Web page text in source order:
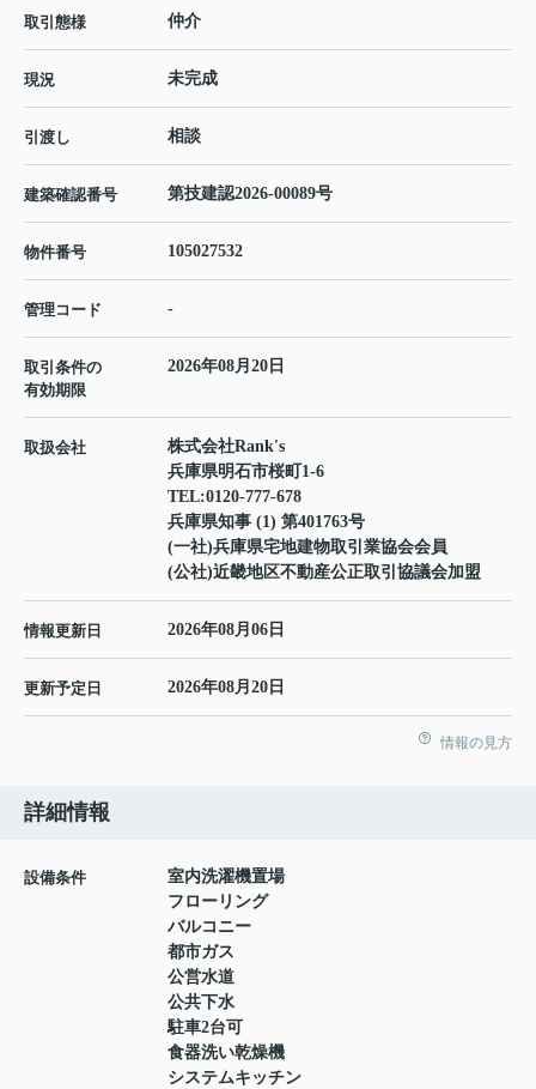
取引態様 仲介
現況 未完成
引渡し 相談
建築確認番号 第技建認2026-00089号
物件番号 105027532
管理コード -
取引条件の
有効期限
2026年08月20日
取扱会社
株式会社Rank's
兵庫県明石市桜町1-6
TEL:0120-777-678
兵庫県知事 (1) 第401763号
(一社)兵庫県宅地建物取引業協会会員
(公社)近畿地区不動産公正取引協議会加盟
情報更新日 2026年08月06日
更新予定日 2026年08月20日
情報の見方
詳細情報
設備条件
室内洗濯機置場
フローリング
バルコニー
都市ガス
公営水道
公共下水
駐車2台可
食器洗い乾燥機
システムキッチン